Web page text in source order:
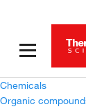
Chemicals
Organic